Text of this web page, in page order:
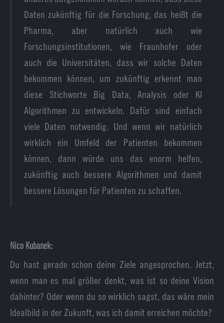
Daten zukünftig für die Forschung, das heißt die
Pharma, aber natürlich auch wie
Forschungsinstitutionen, wie Fraunhofer oder
auch die Universitäten, dass wir solche Daten
bekommen können, um zukünftig erkennt man
diese Stichworte Big Data, Analysis oder KI
Algorithmen zu entwickeln. Dafür sind einfach
viele Daten notwendig. Und wenn wir natürlich
wirklich ein Umfeld der Patienten bekommen
können, dann würde uns das enorm helfen,
zukünftig auch bessere Algorithmen und damit
bessere Lösungen für Patienten zu schaffen.
Nico Kubanek:
Du hast gerade schon deine Ziele angesprochen. Jetzt,
wenn man es mal größer denkt, was ist so deine Vision
dahinter? Oder wenn du so wirklich sagst, das wäre mein
Idealbild in der Zukunft, was ich damit erreichen möchte?